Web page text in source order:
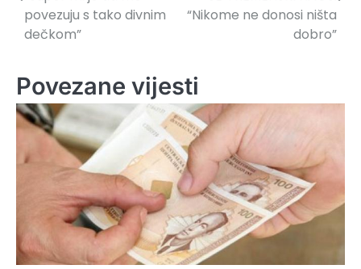
povezuju s tako divnim
dečkom”
“Nikome ne donosi ništa
dobro”
Povezane vijesti